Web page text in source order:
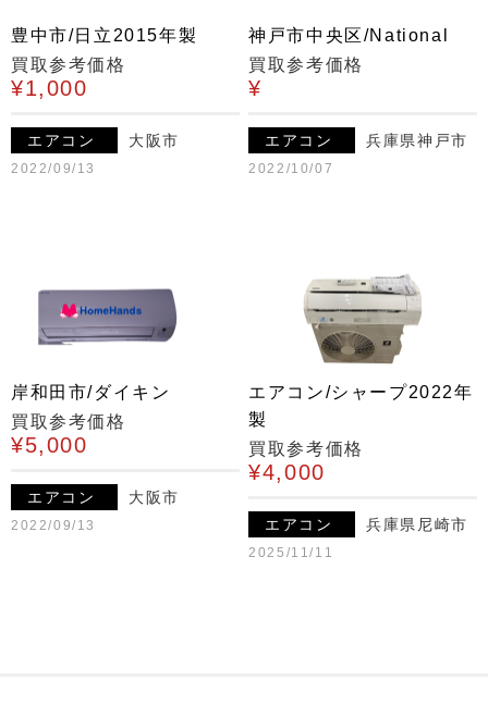
豊中市/日立2015年製
買取参考価格
¥1,000
エアコン 大阪市
2022/09/13
神戸市中央区/National
買取参考価格
¥
エアコン 兵庫県神戸市
2022/10/07
岸和田市/ダイキン
買取参考価格
¥5,000
エアコン 大阪市
2022/09/13
エアコン/シャープ2022年
製
買取参考価格
¥4,000
エアコン 兵庫県尼崎市
2025/11/11